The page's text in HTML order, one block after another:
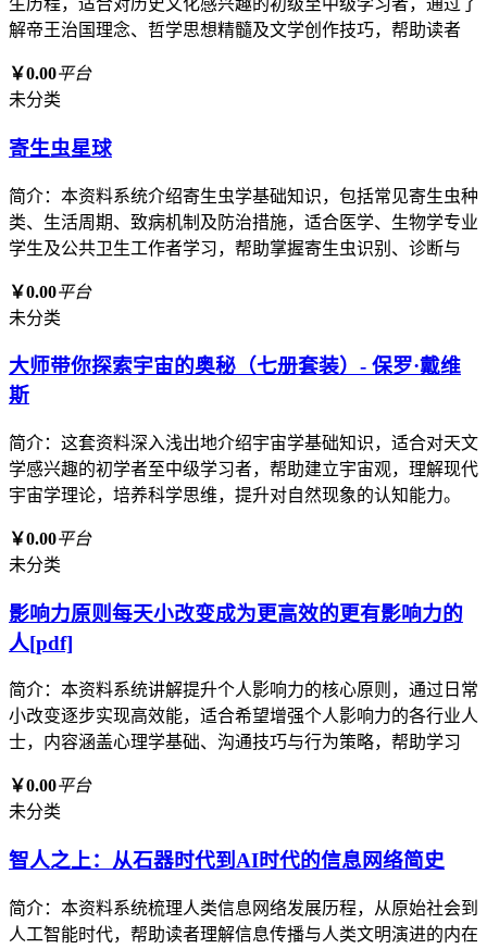
生历程，适合对历史文化感兴趣的初级至中级学习者，通过了
解帝王治国理念、哲学思想精髓及文学创作技巧，帮助读者
￥0.00平台
未分类
寄生虫星球
简介：本资料系统介绍寄生虫学基础知识，包括常见寄生虫种
类、生活周期、致病机制及防治措施，适合医学、生物学专业
学生及公共卫生工作者学习，帮助掌握寄生虫识别、诊断与
￥0.00平台
未分类
大师带你探索宇宙的奥秘（七册套装）- 保罗·戴维
斯
简介：这套资料深入浅出地介绍宇宙学基础知识，适合对天文
学感兴趣的初学者至中级学习者，帮助建立宇宙观，理解现代
宇宙学理论，培养科学思维，提升对自然现象的认知能力。
￥0.00平台
未分类
影响力原则每天小改变成为更高效的更有影响力的
人[pdf]
简介：本资料系统讲解提升个人影响力的核心原则，通过日常
小改变逐步实现高效能，适合希望增强个人影响力的各行业人
士，内容涵盖心理学基础、沟通技巧与行为策略，帮助学习
￥0.00平台
未分类
智人之上：从石器时代到AI时代的信息网络简史
简介：本资料系统梳理人类信息网络发展历程，从原始社会到
人工智能时代，帮助读者理解信息传播与人类文明演进的内在